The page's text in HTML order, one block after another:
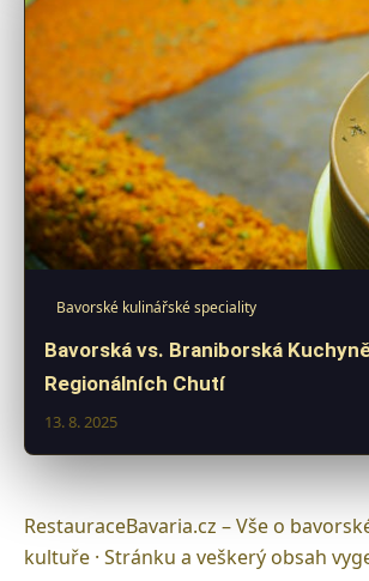
Bavorské kulinářské speciality
Bavorská vs. Braniborská
Regionálních Chutí
13. 8. 2025
RestauraceBavaria.cz – Vše o
kultuře · Stránku a veškerý obsah